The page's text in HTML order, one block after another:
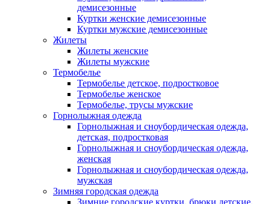
демисезонные
Куртки женские демисезонные
Куртки мужские демисезонные
Жилеты
Жилеты женские
Жилеты мужские
Термобелье
Термобелье детское, подростковое
Термобелье женское
Термобелье, трусы мужские
Горнолыжная одежда
Горнолыжная и сноубордическая одежда,
детская, подростковая
Горнолыжная и сноубордическая одежда,
женская
Горнолыжная и сноубордическая одежда,
мужская
Зимняя городская одежда